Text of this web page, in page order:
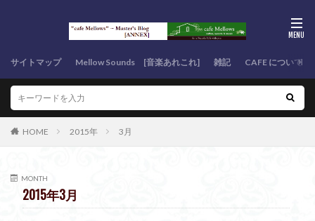
サイトマップ Mellow Sounds [音楽あれこれ] 雑記 CAFE について
HOME 2015年 3月
MONTH
2015年3月